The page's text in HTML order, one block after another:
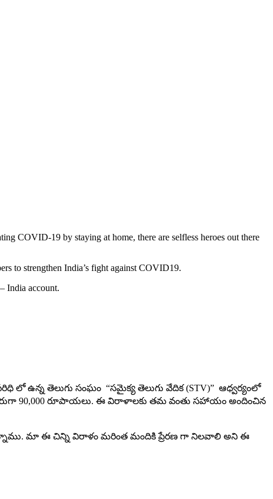
COVID-19 by staying at home, there are selfless heroes out there
to strengthen India’s fight against COVID19.
India account.
లో ఉన్న తెలుగు సంఘం “సమైక్య తెలుగు వేదిక (STV)” ఆధ్వర్యంలో
90,000 రూపాయలు. ఈ విరాళాలకు తమ వంతు సహాయం అందించిన
మా ఈ చిన్ని విరాళం మరింత మందికి ప్రేరణ గా నిలవాలి అని ఈ